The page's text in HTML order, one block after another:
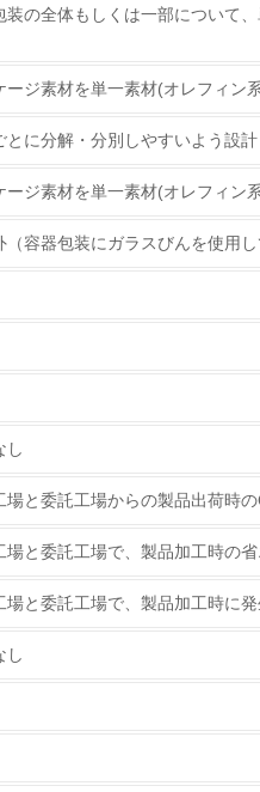
造・販売状況を把握し、具体的
グリーン購入
を行っていない）
装・梱包を行っている
流を行っている
化学物質
装の全体もしくは一部について
ージ素材を単一素材(オレフィン
とに分解・分別しやすいよう設計
ージ素材を単一素材(オレフィン
（容器包装にガラスびんを使用し
し
場と委託工場からの製品出荷時
場と委託工場で、製品加工時の
場と委託工場で、製品加工時に
し